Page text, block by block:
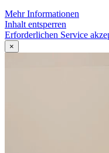
Mehr Informationen
Inhalt entsperren
Erforderlichen Service
×